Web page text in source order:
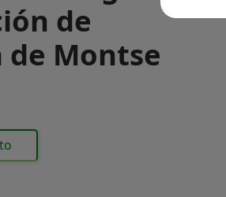
de
Montse